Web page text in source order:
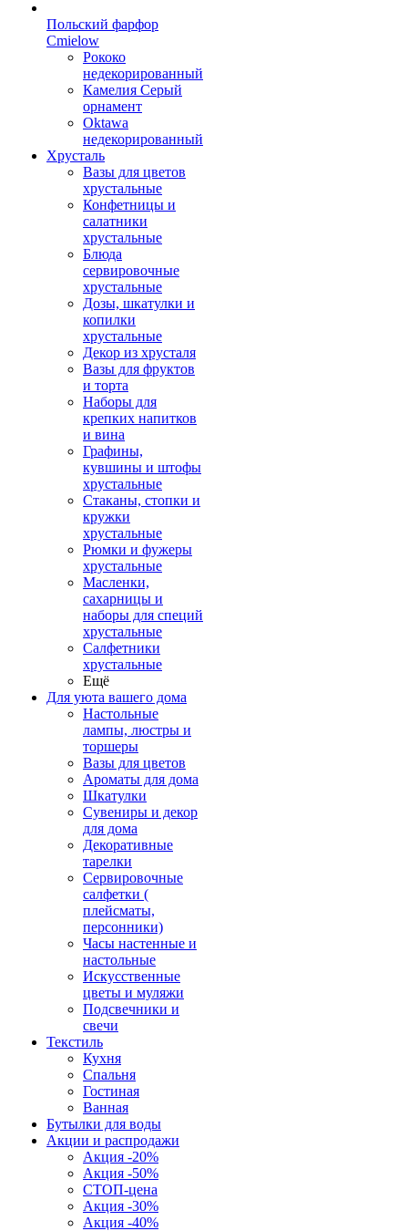
Польский фарфор
Сmielow
Рококо
недекорированный
Камелия Серый
орнамент
Oktawa
недекорированный
Хрусталь
Вазы для цветов
хрустальные
Конфетницы и
салатники
хрустальные
Блюда
сервировочные
хрустальные
Дозы, шкатулки и
копилки
хрустальные
Декор из хрусталя
Вазы для фруктов
и торта
Наборы для
крепких напитков
и вина
Графины,
кувшины и штофы
хрустальные
Стаканы, стопки и
кружки
хрустальные
Рюмки и фужеры
хрустальные
Масленки,
сахарницы и
наборы для специй
хрустальные
Салфетники
хрустальные
Ещё
Для уюта вашего дома
Настольные
лампы, люстры и
торшеры
Вазы для цветов
Ароматы для дома
Шкатулки
Сувениры и декор
для дома
Декоративные
тарелки
Сервировочные
салфетки (
плейсматы,
персонники)
Часы настенные и
настольные
Искусственные
цветы и муляжи
Подсвечники и
свечи
Текстиль
Кухня
Спальня
Гостиная
Ванная
Бутылки для воды
Акции и распродажи
Акция -20%
Акция -50%
СТОП-цена
Акция -30%
Акция -40%